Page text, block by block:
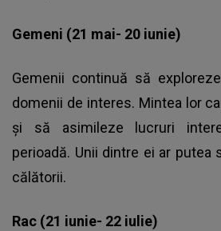
Gemeni (21 mai- 20 iunie)
Gemenii continuă să
domenii de interes. Mintea lor
și să asimileze lucruri
perioadă. Unii dintre ei ar putea
călătorii.
Rac (21 iunie- 22 iulie)